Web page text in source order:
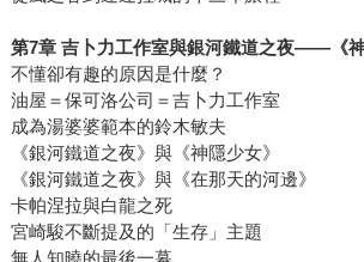
第7章 吉卜力工作室與銀河鐵道之夜——《
不懂卻有趣的原因是什麼？
油屋＝保可洛公司＝吉卜力工作室
成為湯婆婆範本的鈴木敏夫
《銀河鐵道之夜》與《神隱少女》
《銀河鐵道之夜》與《在那天的河邊》
卡帕涅拉與白龍之死
宮崎駿不斷提及的「生存」主題
無人知曉的最後一幕